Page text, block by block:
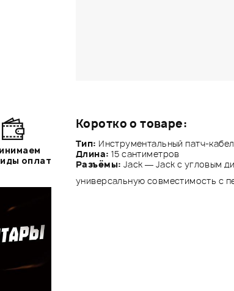
Коротко о товаре:
Тип: Инструментальный патч-
Длина: 15 сантиметров
Разъёмы: Jack — Jack с угловым
универсальную совместимость с
оплат